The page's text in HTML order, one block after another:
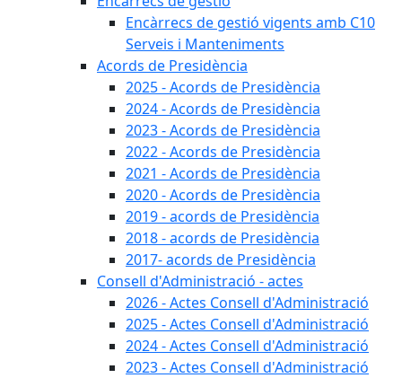
Encàrrecs de gestió vigents amb C10
Serveis i Manteniments
Acords de Presidència
2025 - Acords de Presidència
2024 - Acords de Presidència
2023 - Acords de Presidència
2022 - Acords de Presidència
2021 - Acords de Presidència
2020 - Acords de Presidència
2019 - acords de Presidència
2018 - acords de Presidència
2017- acords de Presidència
Consell d'Administració - actes
2026 - Actes Consell d'Administració
2025 - Actes Consell d'Administració
2024 - Actes Consell d'Administració
2023 - Actes Consell d'Administració